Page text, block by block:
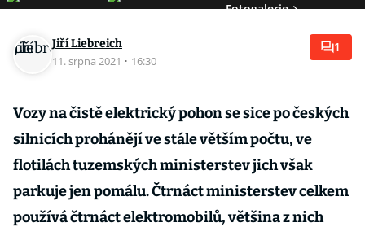
Fotogalerie
Jiří Liebreich
11. srpna 2021 · 16:30
1
Vozy na čistě elektrický pohon se sice po českých
silnicích prohánějí ve stále větším počtu, ve
flotilách tuzemských ministerstev jich však
parkuje jen pomálu. Čtrnáct ministerstev celkem
používá čtrnáct elektromobilů, většina z nich